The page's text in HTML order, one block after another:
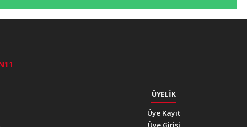
ÜYELIK
Üye Kayıt
Üye Girişi